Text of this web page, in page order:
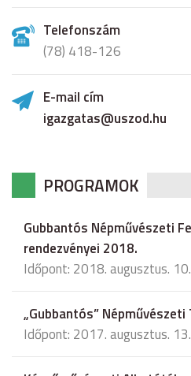
Telefonszám
(78) 418-126
E-mail cím
igazgatas@uszod.hu
PROGRAMOK
Gubbantós Népművészeti
rendezvényei 2018.
Időpont: 2018. augusztus. 10.
„Gubbantós” Népművészeti
Időpont: 2017. augusztus. 13.